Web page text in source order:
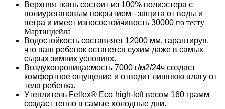
Верхняя ткань состоит из 100% полиэстера с
полиуретановым покрытием - защита от воды и
ветра и имеет износостойчивость 30000 по тесту
Мартиндейла
Водостойкость составляет 12000 мм, гарантируя,
что ваш ребенок останется сухим даже в самых
сырых зимних условиях.
Воздухопроницаемость 7000 г/м2/24ч создаст
комфортное ощущение и отводит лишнюю влагу от
тела ребенка.
Утеплитель Fellex® Eco high-loft весом 160 грамм
создаст тепло в самые холодные дни.